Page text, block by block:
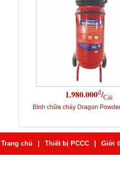
1.980.000đ/Cái
Bình chữa cháy Dragon
Trang chủ Thiết bị PCCC Giới